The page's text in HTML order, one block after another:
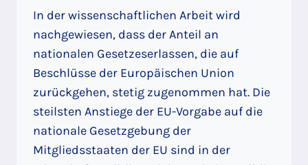
In der wissenschaftlichen Arbeit wird
nachgewiesen, dass der Anteil an
nationalen Gesetzeserlassen, die auf
Beschlüsse der Europäischen Union
zurückgehen, stetig zugenommen hat. Die
steilsten Anstiege der EU-Vorgabe auf die
nationale Gesetzgebung der
Mitgliedsstaaten der EU sind in der